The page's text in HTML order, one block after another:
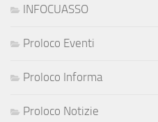
INFOCUASSO
Proloco Eventi
Proloco Informa
Proloco Notizie